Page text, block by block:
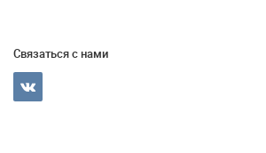
Связаться с нами